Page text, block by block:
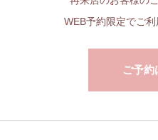
WEB予約限定でご利
ご予約